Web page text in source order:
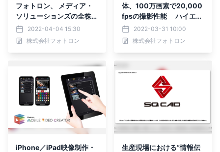
フォトロン、 メディア・
ソリューションズの全株式
を取得し子会社化
2022-04-04 15:30
株式会社フォトロン
体、100万画素で20,000
fpsの撮影性能 ハイエン
ド・コンパクト高速度カメ
ラ 『FASTCAM Nova S2
0』新発売
2022-03-31 10:00
株式会社フォトロン
iPhone／iPad映像制作・
生産現場における“情報伝